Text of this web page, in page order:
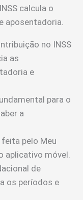
calcula o
aposentadoria.
no INSS
as
e
para o
a
pelo Meu
aplicativo móvel.
de
os períodos e